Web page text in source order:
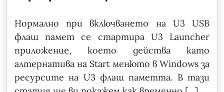
Нормално при включването на U3 USB
флаш памет се стартира U3 Launcher
приложение, което действа като
алтернатива на Start менюто в Windows за
ресурсите на U3 флаш паметта. В тази